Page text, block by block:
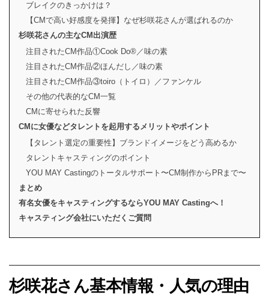
ブレイクのきっかけは？
【CMで高い好感度を発揮】なぜ杉咲花さんが選ばれるのか
杉咲花さんの主なCM出演歴
注目されたCM作品①Cook Do®／味の素
注目されたCM作品②ほんだし／味の素
注目されたCM作品③toiro（トイロ）／ファンケル
その他の代表的なCM一覧
CMに寄せられた反響
CMに女優などタレントを起用するメリットやポイント
【タレント選定の重要性】ブランドイメージをどう高めるか
タレントキャスティングのポイント
YOU MAY Castingのトータルサポート〜CM制作からPRまで〜
まとめ
有名女優をキャスティングするならYOU MAY Castingへ！
キャスティング会社にいただくご質問
杉咲花さん基本情報・人気の理由